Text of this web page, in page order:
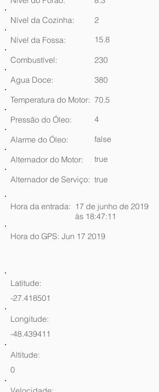
Nível da Cozinha:
2
Nível da Fossa:
15.8
Combustível:
230
Agua Doce:
380
Temperatura do Motor: 70.5
Pressão do Óleo:
4
Alarme do Óleo: false
Alternador do Motor: true
Alternador de Serviço: true
Hora da entrada: 17 de junho de 2019
às 18:47:11
Hora do GPS: Jun 17 2019
Latitude:
-27.418501
Longitude:
-48.439411
Altitude:
0